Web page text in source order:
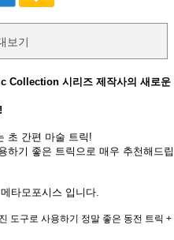
보기
Collection 시리즈 제작사의 새로운
초 간편 마술 트릭!
하기 좋은 트릭으로 매우 추천해드립
타모포시스 입니다.
도구로 사용하기 정말 좋은 동전 트릭 +